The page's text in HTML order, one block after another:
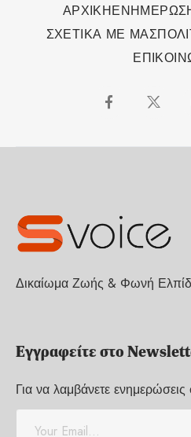
ΑΡΧΙΚΗ
ΣΧΕΤΙΚΑ ΜΕ ΜΑΣ
Δικαίωμα Ζωής & Φωνή
Εγγραφείτε στο
Για να λαμβάνετε ενημερώσεις